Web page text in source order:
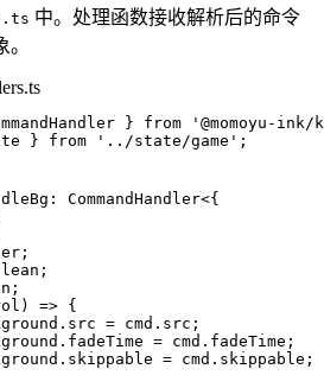
中。处理函数接收解析后的命令
} from ' @momoyu-
} from ' ../state/game ' ;
: CommandHandler<{
;
;
;
)
=> {
. src = cmd . src ;
. fadeTime = cmd . fadeTime ;
. skippable = cmd . skippable ;